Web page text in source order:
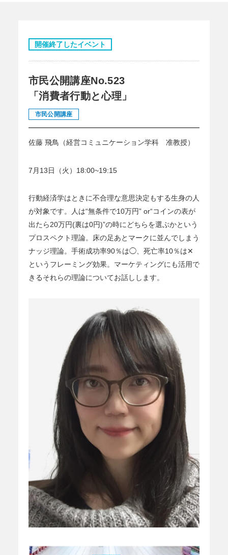
開催終了したイベント
市民公開講座No.523
「消費者行動と心理」
市民公開講座
佐藤 飛鳥（経営コミュニケーション学科 准教授）
7月13日（火）18:00~19:15
行動経済学はときに不合理な意思決定もする生身の人
が対象です。人は“無条件で10万円” or“コインの表が
出たら20万円(裏は0円)”の時にどちらを選ぶかという
プロスペクト理論。床の足あとマークに並んでしまう
ナッジ理論。手術成功率90％は◯、死亡率10％は✕
というフレーミング効果。マーケティングにも活用で
きるそれらの理論についてお話しします。